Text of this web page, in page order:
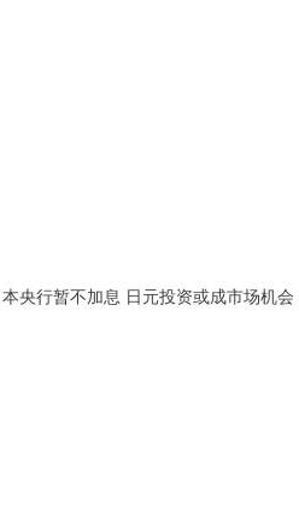
行暂不加息 日元投资或成市场机